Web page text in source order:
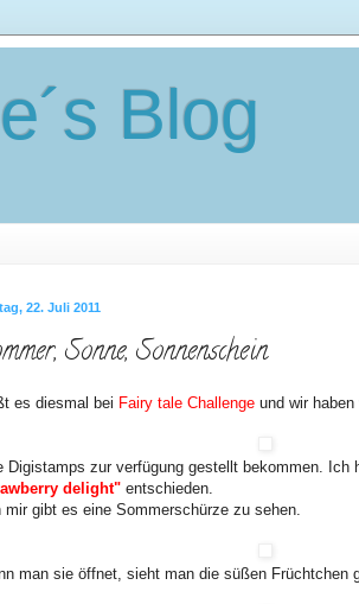
Blog
22. Juli 2011
Sonne, Sonnenschein
es diesmal bei Fairy tale Challenge und wir
Digistamps zur verfügung gestellt bekommen. Ich
delight" entschieden.
mir gibt es eine Sommerschürze zu sehen.
man sie öffnet, sieht man die süßen Früchtchen